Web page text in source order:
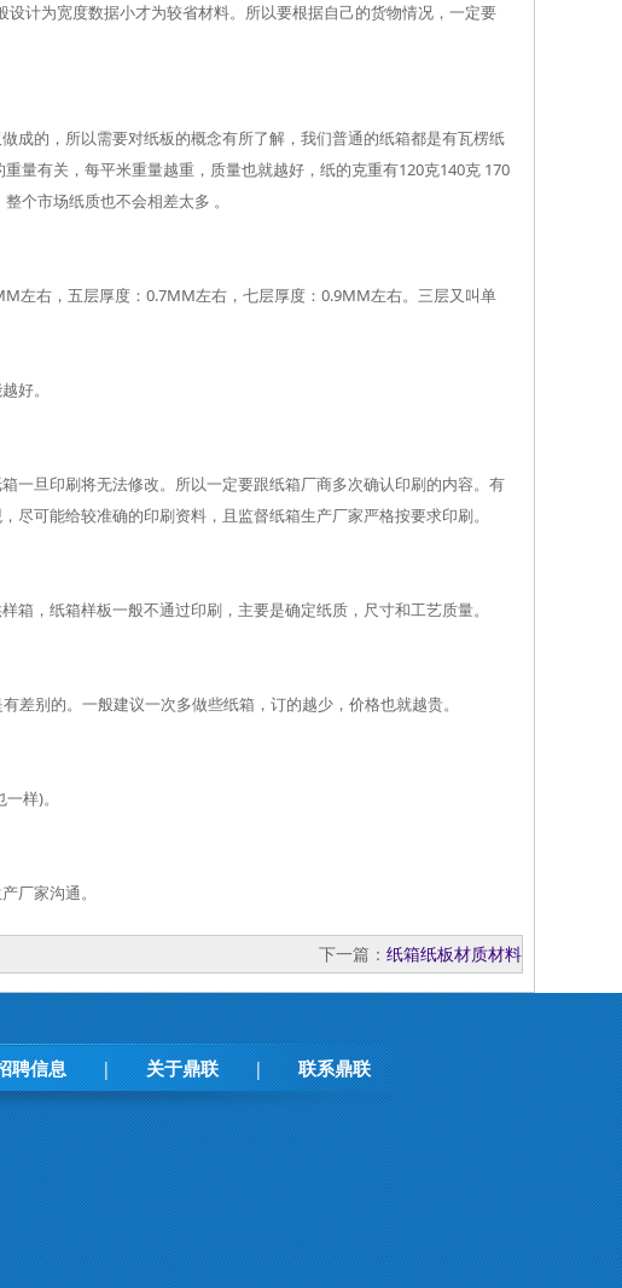
计为宽度数据小才为较省材料。所以要根据自己的货物情况，一定要
成的，所以需要对纸板的概念有所了解，我们普通的纸箱都是有瓦楞纸
量有关，每平米重量越重，质量也就越好，纸的克重有120克140克 170
个市场纸质也不会相差太多 。
左右，五层厚度：0.7MM左右，七层厚度：0.9MM左右。三层又叫单
好。
一旦印刷将无法修改。所以一定要跟纸箱厂商多次确认印刷的内容。有
可能给较准确的印刷资料，且监督纸箱生产厂家严格按要求印刷。
，纸箱样板一般不通过印刷，主要是确定纸质，尺寸和工艺质量。
别的。一般建议一次多做些纸箱，订的越少，价格也就越贵。
样)。
厂家沟通。
下一篇： 纸箱纸板材质材料
聘信息 | 关于鼎联 | 联系鼎联